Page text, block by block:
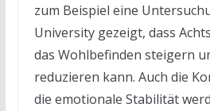
zum Beispiel eine
University gezeigt, dass
das Wohlbefinden steigern
reduzieren kann. Auch die
die emotionale Stabilität